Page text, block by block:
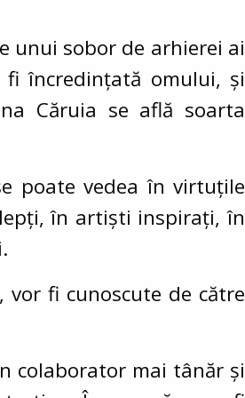
unui sobor de arhierei ai
încredințată omului, și
Căruia se află soarta
poate vedea în virtuțile
în artiști inspirați, în
vor fi cunoscute de către
colaborator mai tânăr și